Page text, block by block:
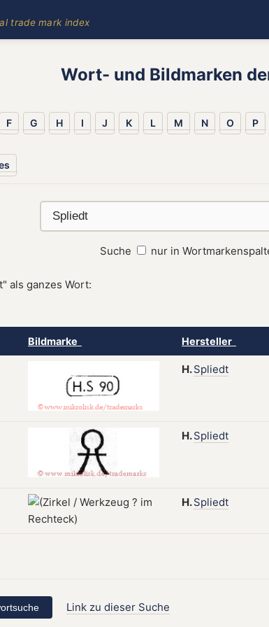
trade mark index
Wort- und Bildmarken
F G H I J K L M N O P
Suche nur in
als ganzes Wort:
Bildmarke Hersteller
H.Spliedt
H.Spliedt
H.Spliedt
Link zu dieser Suche